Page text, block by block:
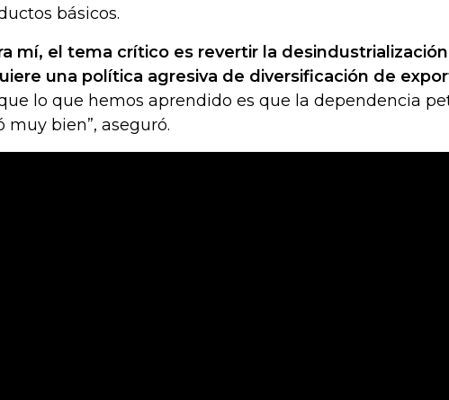
básicos.
mí, el tema crítico es revertir la
una política agresiva de diversificación de
lo que hemos aprendido es que la dependencia
muy bien”, aseguró.